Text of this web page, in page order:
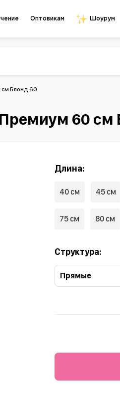
Оптовикам Шоурум
см Блонд 60
60 см
Длина:
40 см 45 см
75 см 80 см
Структура:
Прямые